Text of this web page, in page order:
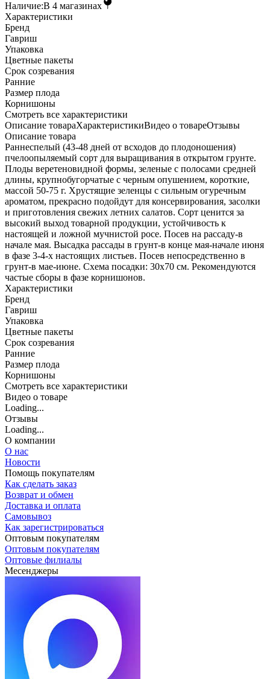
Наличие:В 4 магазинах
Характеристики
Бренд
Гавриш
Упаковка
Цветные пакеты
Срок созревания
Ранние
Размер плода
Корнишоны
Cмотреть все характеристики
Описание товараХарактеристикиВидео о товареОтзывы
Описание товара
Раннеспелый (43-48 дней от всходов до плодоношения)
пчелоопыляемый сорт для выращивания в открытом грунте.
Плоды веретеновидной формы, зеленые с полосами средней
длины, крупнобугорчатые с черным опушением, короткие,
массой 50-75 г. Хрустящие зеленцы с сильным огуречным
ароматом, прекрасно подойдут для консервирования, засолки
и приготовления свежих летних салатов. Сорт ценится за
высокий выход товарной продукции, устойчивость к
настоящей и ложной мучнистой росе. Посев на рассаду-в
начале мая. Высадка рассады в грунт-в конце мая-начале июня
в фазе 3-4-х настоящих листьев. Посев непосредственно в
грунт-в мае-июне. Схема посадки: 30х70 см. Рекомендуются
частые сборы в фазе корнишонов.
Характеристики
Бренд
Гавриш
Упаковка
Цветные пакеты
Срок созревания
Ранние
Размер плода
Корнишоны
Cмотреть все характеристики
Видео о товаре
Loading...
Отзывы
Loading...
О компании
О нас
Новости
Помощь покупателям
Как сделать заказ
Возврат и обмен
Доставка и оплата
Самовывоз
Как зарегистрироваться
Оптовым покупателям
Оптовым покупателям
Оптовые филиалы
Месенджеры